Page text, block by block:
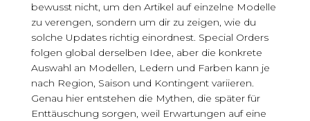
bewusst nicht, um den Artikel auf einzelne Modelle
zu verengen, sondern um dir zu zeigen, wie du
solche Updates richtig einordnest. Special Orders
folgen global derselben Idee, aber die konkrete
Auswahl an Modellen, Ledern und Farben kann je
nach Region, Saison und Kontingent variieren.
Genau hier entstehen die Mythen, die später für
Enttäuschung sorgen, weil Erwartungen auf eine